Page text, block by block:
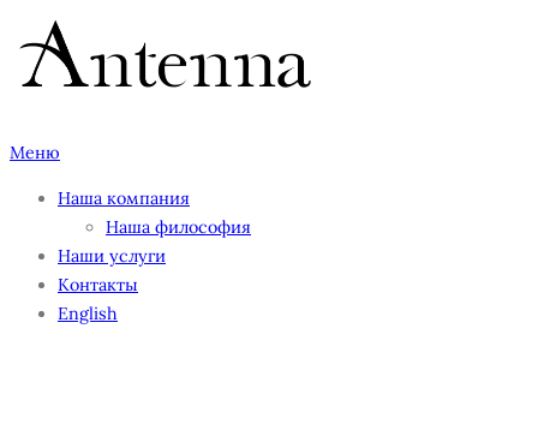
Перейти
содержимому
Меню
Наша компания
Наша философия
Наши услуги
Контакты
English